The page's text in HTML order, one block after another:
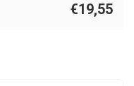
€19,55